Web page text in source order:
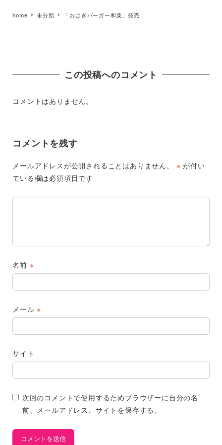
home 未分類 「おはぎバーガー和栗」発売
この投稿へのコメント
コメントはありません。
コメントを残す
メールアドレスが公開されることはありません。 ※ が付い
ている欄は必須項目です
名前 ※
メール※
サイト
次回のコメントで使用するためブラウザーに自分の名
前、メールアドレス、サイトを保存する。